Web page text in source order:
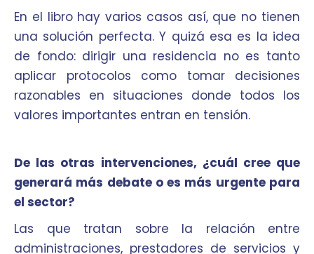
En el libro hay varios casos así, que no tienen
una solución perfecta. Y quizá esa es la idea
de fondo: dirigir una residencia no es tanto
aplicar protocolos como tomar decisiones
razonables en situaciones donde todos los
valores importantes entran en tensión.
De las otras intervenciones, ¿cuál cree que
generará más debate o es más urgente para
el sector?
Las que tratan sobre la relación entre
administraciones, prestadores de servicios y